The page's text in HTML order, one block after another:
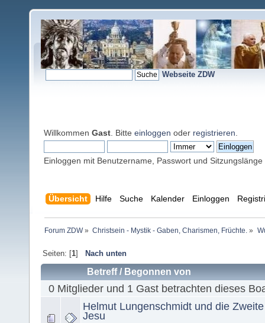
Webseite ZDW
Willkommen Gast . Bitte einloggen oder registrieren
Einloggen mit Benutzername, Passwort und Sitzungslänge
Übersicht Hilfe Suche Kalender Einloggen
Forum ZDW» Christsein - Mystik - Gaben, Charismen, Früchte. »
Seiten: [1] Nach unten
Betreff/ Begonnen von
0 Mitglieder und 1 Gast betrachten dieses
Helmut Lungenschmidt und die
Jesu